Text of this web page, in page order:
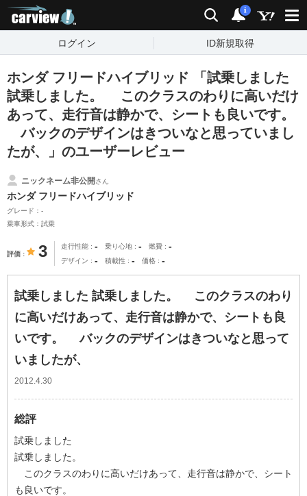
検索 通知
i
ログイン ID新規取得
ホンダ フリードハイブリッド 「試乗しました
試乗しました。 このクラスのわりに高いだけ
あって、走行音は静かで、シートも良いです。
バックのデザインはきついなと思っていまし
たが、」のユーザーレビュー
ニックネーム非公開さん
ホンダ フリードハイブリッド
グレード：-
乗車形式：試乗
評価 3 走行性能 - 乗り心地 - 燃費 -
デザイン - 積載性 - 価格 -
試乗しました 試乗しました。 このクラスのわり
に高いだけあって、走行音は静かで、シートも良
いです。 バックのデザインはきついなと思って
いましたが、
2012.4.30
総評
試乗しました
試乗しました。
このクラスのわりに高いだけあって、走行音は静かで、シート
も良いです。